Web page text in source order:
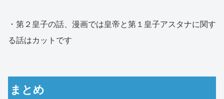
・第２皇子の話、漫画では皇帝と第１皇子アスタナに関す
る話はカットです
まとめ